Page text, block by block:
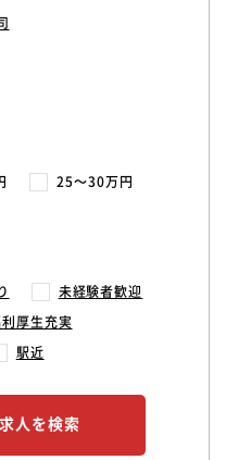
25〜30万円
未経験者歓迎
利厚生充実
駅近
人を検索